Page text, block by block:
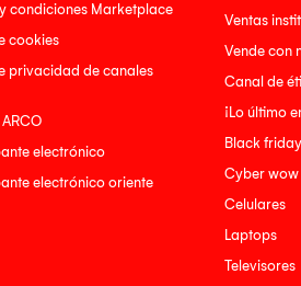
condiciones Marketplace
cookies
privacidad de canales
electrónico
electrónico oriente
Ventas
Vende con
Canal de
¡Lo último
Black friday
Cyber wow
Celulares
Laptops
Televisores